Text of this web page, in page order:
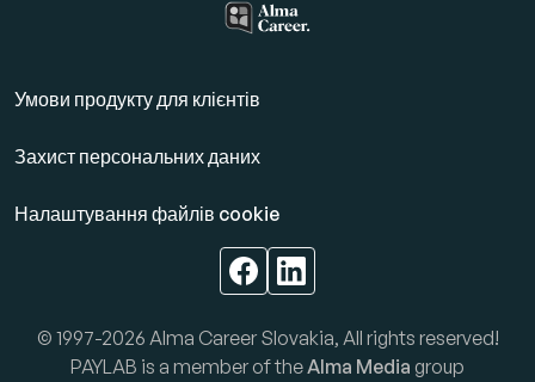
Умови продукту для клієнтів
Захист персональних даних
Налаштування файлів cookie
© 1997-2026 Alma Career Slovakia, All rights reserved!
PAYLAB is a member of the Alma Media group